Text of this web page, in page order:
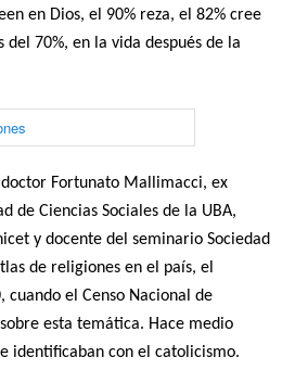
en Dios, el 90% reza, el 82% cree
del 70%, en la vida después de la
Fortunato Mallimacci, ex
de Ciencias Sociales de la UBA,
y docente del seminario Sociedad
de religiones en el país, el
cuando el Censo Nacional de
esta temática. Hace medio
identificaban con el catolicismo.